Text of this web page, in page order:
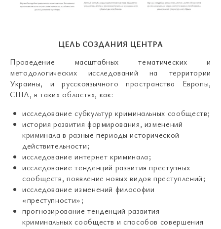
ЦЕЛЬ СОЗДАНИЯ ЦЕНТРА
Проведение масштабных тематических и
методологических исследований на территории
Украины, и русскоязычного пространства Европы,
США, в таких областях, как:
исследование субкультур криминальных сообществ;
история развития формирования, изменений
криминала в разные периоды исторической
действительности;
исследование интернет криминала;
исследование тенденций развития преступных
сообществ, появление новых видов преступлений;
исследование изменений философии
«преступности»;
прогнозирование тенденций развития
криминальных сообществ и способов совершения